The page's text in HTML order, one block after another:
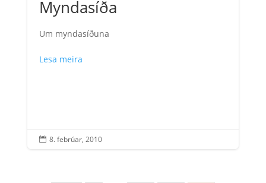
Myndasíða
Um myndasíðuna
Lesa meira
 8. febrúar, 2010